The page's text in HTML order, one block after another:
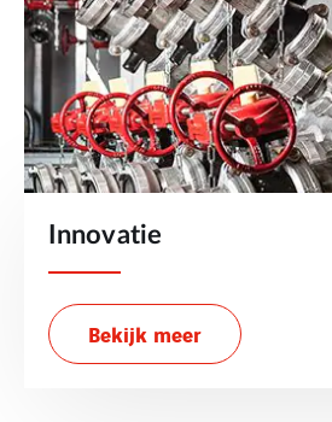
Innovatie
Bekijk meer